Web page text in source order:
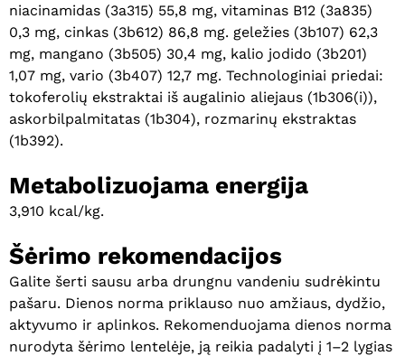
Eiti Į Parduotuvę
niacinamidas (3a315) 55,8 mg, vitaminas B12 (3a835)
0,3 mg, cinkas (3b612) 86,8 mg. geležies (3b107) 62,3
mg, mangano (3b505) 30,4 mg, kalio jodido (3b201)
1,07 mg, vario (3b407) 12,7 mg. Technologiniai priedai:
tokoferolių ekstraktai iš augalinio aliejaus (1b306(i)),
askorbilpalmitatas (1b304), rozmarinų ekstraktas
(1b392).
Metabolizuojama energija
3,910 kcal/kg.
Šėrimo rekomendacijos
Galite šerti sausu arba drungnu vandeniu sudrėkintu
pašaru. Dienos norma priklauso nuo amžiaus, dydžio,
aktyvumo ir aplinkos. Rekomenduojama dienos norma
nurodyta šėrimo lentelėje, ją reikia padalyti į 1–2 lygias